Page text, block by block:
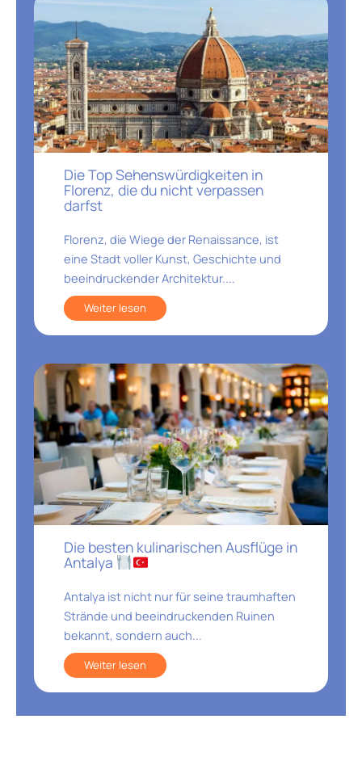
Die Top Sehenswürdigkeiten in
Florenz, die du nicht verpassen
darfst
Florenz, die Wiege der Renaissance, ist
eine Stadt voller Kunst, Geschichte und
beeindruckender Architektur....
Weiter lesen
Die besten kulinarischen Ausflüge in
Antalya
Antalya ist nicht nur für seine traumhaften
Strände und beeindruckenden Ruinen
bekannt, sondern auch...
Weiter lesen